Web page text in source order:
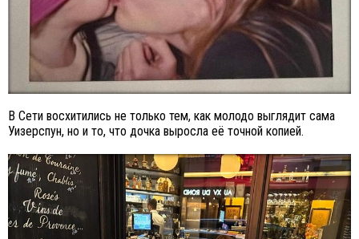
В Сети восхитились не только тем, как молодо выглядит сама
Уизерспун, но и то, что дочка выросла её точной копией.